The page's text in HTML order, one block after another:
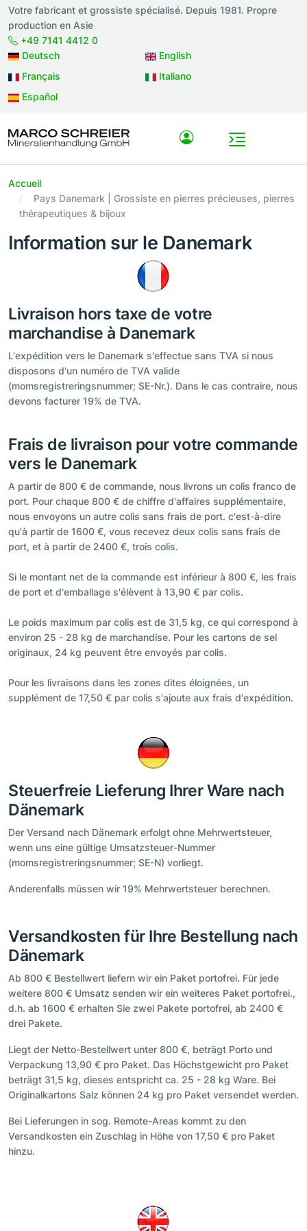
Votre fabricant et grossiste spécialisé. Depuis 1981. Propre
production en Asie
+49 7141 4412 0
Deutsch
English
Français
Italiano
Español
Accueil
Pays Danemark | Grossiste en pierres précieuses, pierres
thérapeutiques & bijoux
Information sur le Danemark
Livraison hors taxe de votre
marchandise à Danemark
L'expédition vers le Danemark s'effectue sans TVA si nous
disposons d'un numéro de TVA valide
(momsregistreringsnummer; SE-Nr.). Dans le cas contraire, nous
devons facturer 19% de TVA.
Frais de livraison pour votre commande
vers le Danemark
A partir de 800 € de commande, nous livrons un colis franco de
port. Pour chaque 800 € de chiffre d'affaires supplémentaire,
nous envoyons un autre colis sans frais de port. c'est-à-dire
qu'à partir de 1600 €, vous recevez deux colis sans frais de
port, et à partir de 2400 €, trois colis.
Si le montant net de la commande est inférieur à 800 €, les frais
de port et d'emballage s'élèvent à 13,90 € par colis.
Le poids maximum par colis est de 31,5 kg, ce qui correspond à
environ 25 - 28 kg de marchandise. Pour les cartons de sel
originaux, 24 kg peuvent être envoyés par colis.
Pour les livraisons dans les zones dites éloignées, un
supplément de 17,50 € par colis s'ajoute aux frais d'expédition.
Steuerfreie Lieferung Ihrer Ware nach
Dänemark
Der Versand nach Dänemark erfolgt ohne Mehrwertsteuer,
wenn uns eine gültige Umsatzsteuer-Nummer
(momsregistreringsnummer; SE-N) vorliegt.
Anderenfalls müssen wir 19% Mehrwertsteuer berechnen.
Versandkosten für Ihre Bestellung nach
Dänemark
Ab 800 € Bestellwert liefern wir ein Paket portofrei. Für jede
weitere 800 € Umsatz senden wir ein weiteres Paket portofrei.,
d.h. ab 1600 € erhalten Sie zwei Pakete portofrei, ab 2400 €
drei Pakete.
Liegt der Netto-Bestellwert unter 800 €, beträgt Porto und
Verpackung 13,90 € pro Paket. Das Höchstgewicht pro Paket
beträgt 31,5 kg, dieses entspricht ca. 25 - 28 kg Ware. Bei
Originalkartons Salz können 24 kg pro Paket versendet werden.
Bei Lieferungen in sog. Remote-Areas kommt zu den
Versandkosten ein Zuschlag in Höhe von 17,50 € pro Paket
hinzu.